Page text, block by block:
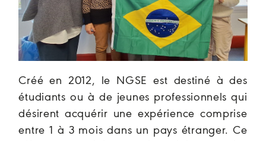
Créé en 2012, le NGSE est destiné à des
étudiants ou à de jeunes professionnels qui
désirent acquérir une expérience comprise
entre 1 à 3 mois dans un pays étranger. Ce